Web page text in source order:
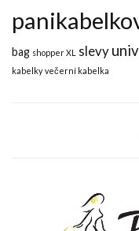
bag shopper XL slevy
kabelky večerní kabelka